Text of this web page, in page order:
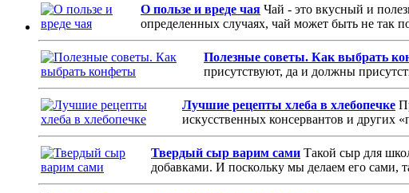
О пользе и вреде чая Чай - это вкусный и
определенных случаях, чай может быть не так
Полезные советы. Как выбрать
присутствуют, да и должны
Лучшие рецепты хлеба в хлебопечке
искусственных консервантов и других
Твердый сыр варим сами Такой сыр для
добавками. И поскольку мы делаем его сами,